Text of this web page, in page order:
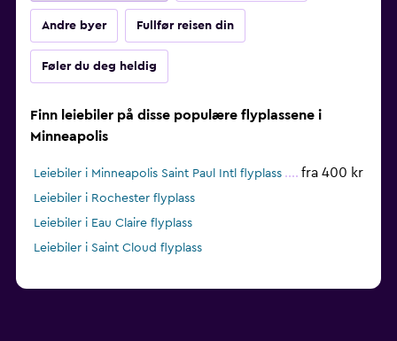
Andre byer Fullfør reisen din
Føler du deg heldig
Finn leiebiler på disse populære flyplassene i
Minneapolis
Leiebiler i Minneapolis Saint Paul Intl flyplass fra 400 kr
Leiebiler i Rochester flyplass
Leiebiler i Eau Claire flyplass
Leiebiler i Saint Cloud flyplass